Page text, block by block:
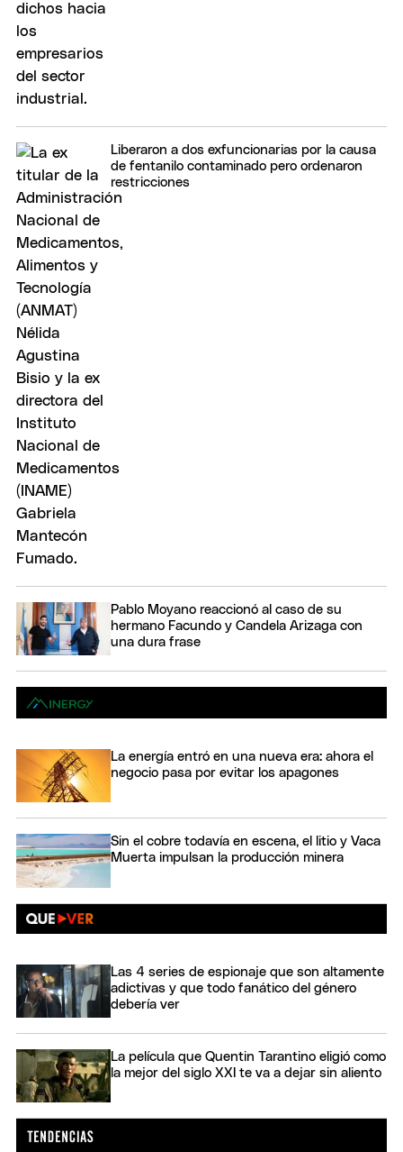
Liberaron a dos exfuncionarias por la causa
de fentanilo contaminado pero ordenaron
restricciones
Pablo Moyano reaccionó al caso de su
hermano Facundo y Candela Arizaga con
una dura frase
La energía entró en una nueva era: ahora el
negocio pasa por evitar los apagones
Sin el cobre todavía en escena, el litio y Vaca
Muerta impulsan la producción minera
Las 4 series de espionaje que son altamente
adictivas y que todo fanático del género
debería ver
La película que Quentin Tarantino eligió como
la mejor del siglo XXI te va a dejar sin aliento